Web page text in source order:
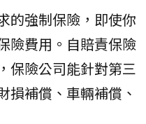
的強制保險，即使你
險費用。自賠責保險
保險公司能針對第三
損補償、車輛補償、